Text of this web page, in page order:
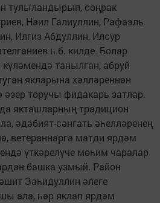
тулыландырып, соңрак
Наил Галиуллин, Рафаэль
Илгиз Абдуллин, Илсур
һ.б. килде. Болар
танылган, абруй
якларына хәлләреннән
әзер торучы фидакарь затлар.
якташларның традицион
әдәбият-сәнгать әһелләренең
ветераннарга матди ярдәм
үткәрелүче мөһим чаралар
башка узмый. Район
Заһидуллин әлеге
ала, һәр яклап ярдәм